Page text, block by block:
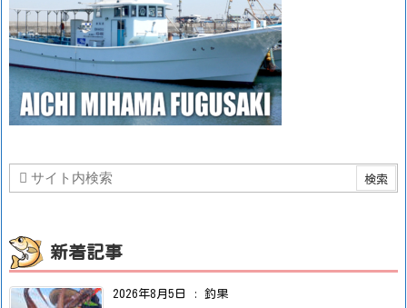
新着記事
2026年8月5日 : 釣果